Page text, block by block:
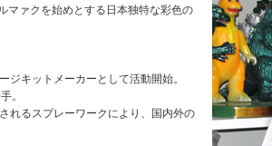
マァクを始めとする日本独特な彩色の
キットメーカーとして活動開始。
。
れるスプレーワークにより、国内外の